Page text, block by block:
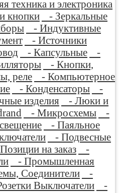
техника и электроника
кнопки
- Зеркальные
- Индуктивные
- Источники
- Капсульные
-
- Кнопки,
реле
- Компьютерное
- Конденсаторы
-
изделия
- Люки и
- Микросхемы
-
- Паяльное
- Подвесные
на заказ
-
- Промышленная
Соединители
-
Выключатели
-